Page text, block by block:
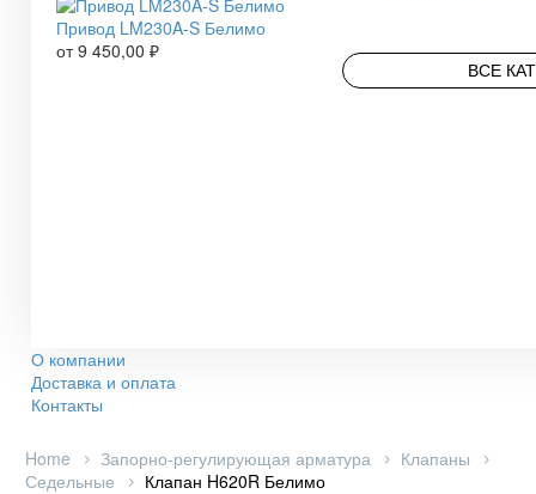
Привод LM230A-S Белимо
от9 450,00 ₽
ВСЕ
О компании
Доставка и оплата
Контакты
Home Запорно-регулирующая арматура
Клапаны
Седельные
Клапан H620R Белимо